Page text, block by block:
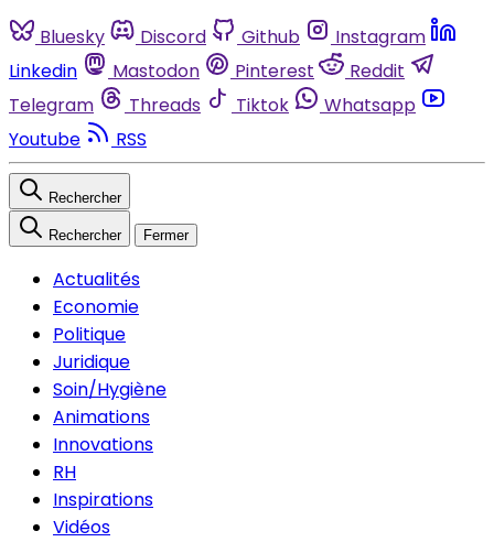
Bluesky Discord Github
Instagram
Linkedin
Mastodon Pinterest
Reddit
Telegram
Threads Tiktok
Whatsapp
Youtube
RSS
Rechercher
Rechercher Fermer
Actualités
Economie
Politique
Juridique
Soin/Hygiène
Animations
Innovations
RH
Inspirations
Vidéos